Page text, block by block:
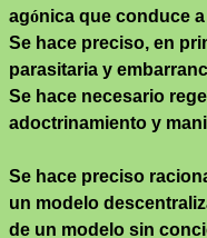
agónica que conduce
Se hace preciso, en
parasitaria y
Se hace necesario
adoctrinamiento y
Se hace preciso
un modelo
de un modelo sin